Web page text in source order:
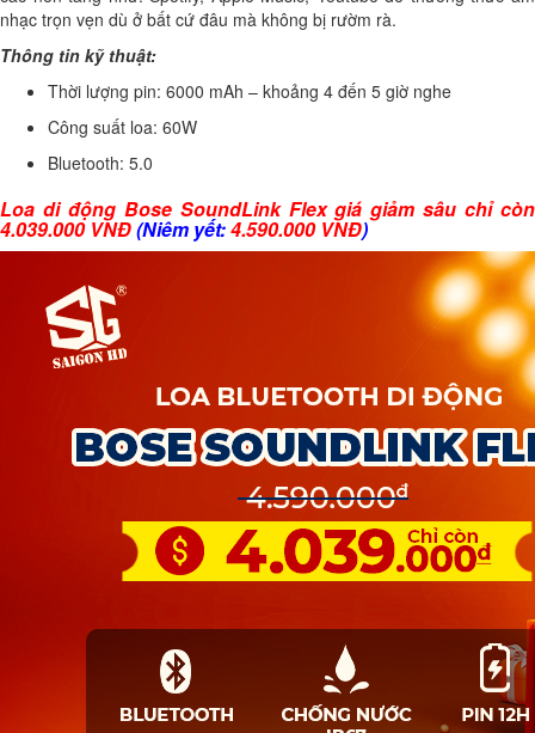
nhạc trọn vẹn dù ở bất cứ đâu mà không bị rườm rà.
Thông tin kỹ thuật:
Thời lượng pin: 6000 mAh – khoảng 4 đến 5 giờ nghe
Công suất loa: 60W
Bluetooth: 5.0
Loa di động Bose SoundLink Flex giá giảm sâu chỉ còn
4.039.000 VNĐ(Niêm yết:4.590.000 VNĐ)